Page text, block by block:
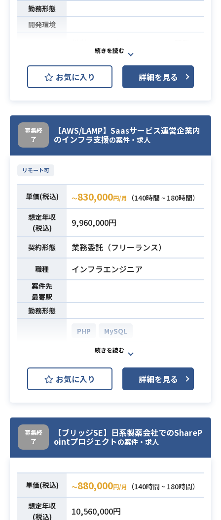
勤務形態
開発環境
・海外からメールで送られてくるNW
のトラフィックデータを、Excel-VB
A整形し、CSVに変換するプログラム
importしたデータを、顧客に見せる
ためにOracleAPEXで画面開発をす
る。
必須スキル
験
・コミュニケーションスキル（会議
客折衝などで必須）
お気に入り 詳細を見る
募集終
了
【AWS/LAMP】Saasサービス運営企業内
のインフラ支援の案件・求人
リモート可
単価(税込) 〜830,000円/月
（140時間 ~ 180時間）
想定年収
(税込)
9,960,000円
契約形態 業務委託（フリーランス）
職種 インフラエンジニア
案件先
最寄駅
勤務形態
PHP
MySQL
AWS (Amazon Web Services)
Linux
業務内容
Saasサービス運営企業内のインフラ
エンタープライズ系のSaasサービス
を展開する企業様で
インフラ業務全般に従事して頂きま
ラ（AWS）の
設計構築運用などインフラ業務全般
お気に入り 詳細を見る
募集終
了
【ブリッジSE】日系製薬会社でのShareP
ointプロジェクトの案件・求人
単価(税込) 〜880,000円/月
（140時間 ~ 180時間）
想定年収
(税込)
10,560,000円